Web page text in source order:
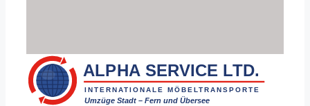
ALPHA SERVICE LTD.
INTERNATIONALE MÖBELTRANSPORTE
Umzüge Stadt – Fern und Übersee